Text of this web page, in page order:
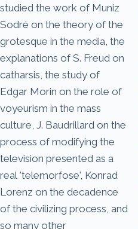
studied the work of Muniz
Sodré on the theory of the
grotesque in the media, the
explanations of S. Freud on
catharsis, the study of
Edgar Morin on the role of
voyeurism in the mass
culture, J. Baudrillard on the
process of modifying the
television presented as a
real 'telemorfose', Konrad
Lorenz on the decadence
of the civilizing process, and
so many other